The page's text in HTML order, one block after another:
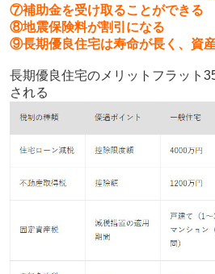
⑦補助金を受け取ることができる
⑧地震保険料が割引になる
⑨長期優良住宅は寿命が長く、資
長期優良住宅のメリットフラット
される